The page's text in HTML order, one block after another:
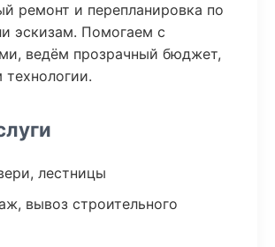
ремонт и перепланировка по
эскизам. Помогаем с
ведём прозрачный бюджет,
лестницы
вывоз строительного